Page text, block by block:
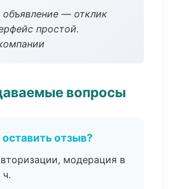
объявление — отклик
простой.
вопросы
отзыв?
модерация в